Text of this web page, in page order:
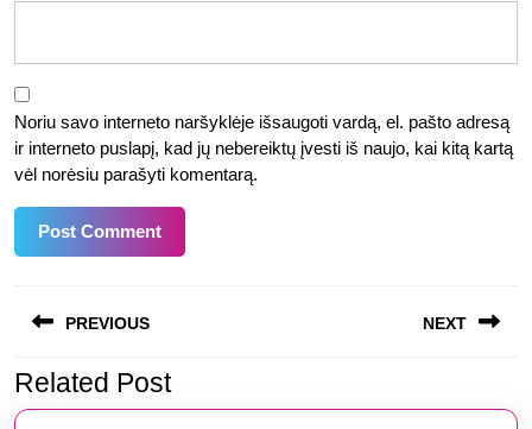
Noriu savo interneto naršyklėje išsaugoti vardą, el. pašto adresą
ir interneto puslapį, kad jų nebereiktų įvesti iš naujo, kai kitą kartą
vėl norėsiu parašyti komentarą.
tarp
įrašų
PREVIOUS
Previous
post:
NEXT
post:
Related Post